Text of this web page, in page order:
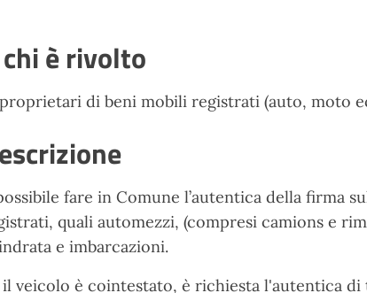
è rivolto
di beni mobili registrati (auto, moto
fare in Comune l’autentica della firma
quali automezzi, (compresi camions e
e imbarcazioni.
il veicolo è cointestato, è richiesta l'autentica